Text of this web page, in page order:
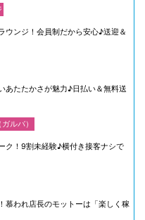
ウンジ！会員制だから安心♪送迎＆
あたたかさが魅力♪日払い＆無料送
ルバ）
ク！9割未経験♪横付き接客ナシで
慕われ店長のモットーは「楽しく稼